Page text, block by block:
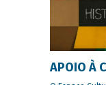
APOIO À